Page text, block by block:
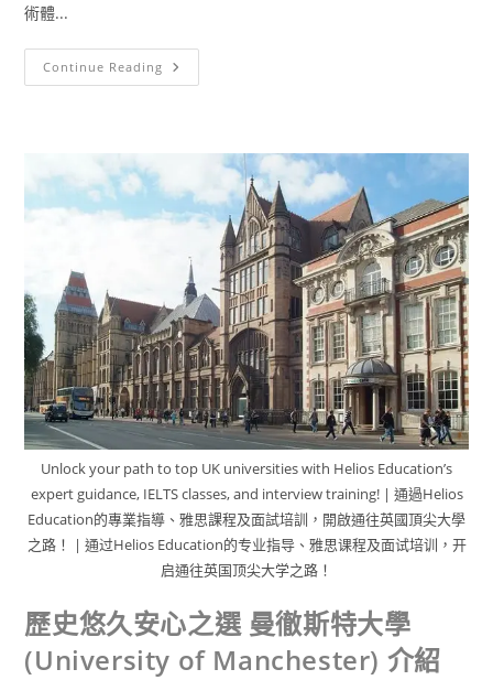
術體...
Continue Reading
Unlock your path to top UK universities with Helios Education’s
expert guidance, IELTS classes, and interview training! | 通過Helios
Education的專業指導、雅思課程及面試培訓，開啟通往英國頂尖大學
之路！ | 通过Helios Education的专业指导、雅思课程及面试培训，开
启通往英国顶尖大学之路！
歷史悠久安心之選 曼徹斯特大學
(University of Manchester) 介紹